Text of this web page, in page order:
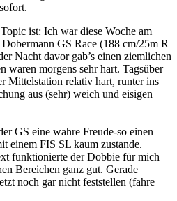
ist: Ich war diese Woche am
GS Race (188 cm/25m R
Nacht davor gab’s einen ziemlichen
waren morgens sehr hart. Tagsüber
Mittelstation relativ hart, runter ins
aus (sehr) weich und eisigen
GS eine wahre Freude-so einen
einem FIS SL kaum zustande.
funktionierte der Dobbie für mich
Bereichen ganz gut. Gerade
noch gar nicht feststellen (fahre